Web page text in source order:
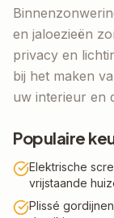
en jaloezieën
privacy en
bij het maken
uw interieur en
Populaire
Elektrische
vrijstaande
Plissé